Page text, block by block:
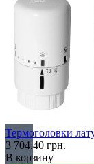
С
Самые
Термоголовки
3 704.40 грн.
В корзину